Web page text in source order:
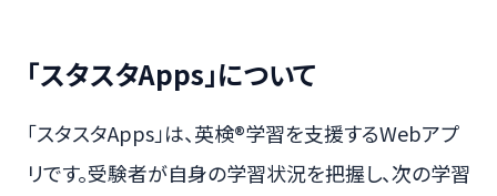
「スタスタApps」について
「スタスタApps」は、英検®学習を支援するWebアプ
リです。受験者が自身の学習状況を把握し、次の学習